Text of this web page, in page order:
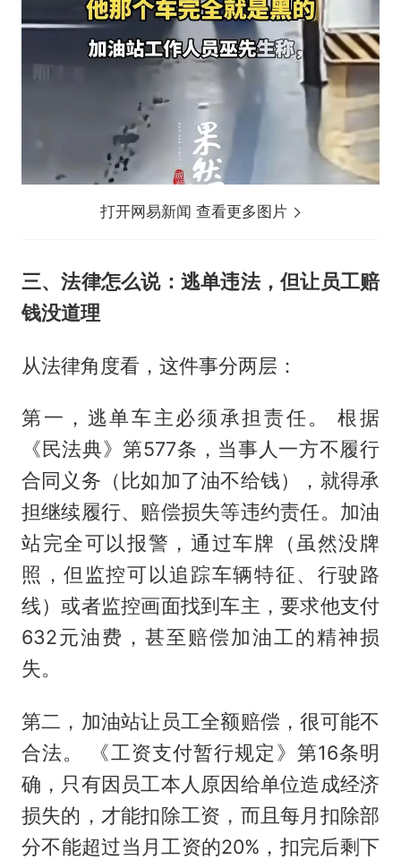
打开网易新闻 查看更多图片
三、法律怎么说：逃单违法，但让员工赔
钱没道理
从法律角度看，这件事分两层：
第一，逃单车主必须承担责任。 根据
《民法典》第577条，当事人一方不履行
合同义务（比如加了油不给钱），就得承
担继续履行、赔偿损失等违约责任。加油
站完全可以报警，通过车牌（虽然没牌
照，但监控可以追踪车辆特征、行驶路
线）或者监控画面找到车主，要求他支付
632元油费，甚至赔偿加油工的精神损
失。
第二，加油站让员工全额赔偿，很可能不
合法。 《工资支付暂行规定》第16条明
确，只有因员工本人原因给单位造成经济
损失的，才能扣除工资，而且每月扣除部
分不能超过当月工资的20%，扣完后剩下